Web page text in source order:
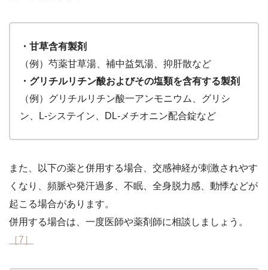
・甘草含有製剤
（例）芍薬甘草湯、補中益気湯、抑肝散など
・グリチルリチン酸およびその塩類を含有する製剤
（例）グリチルリチン酸一アンモニウム、グリシ
ン、L-システイン、DL-メチオニン配合錠など
また、以下の薬と併用する場合、 交感神経が刺激されやす
くなり、頻脈や発汗過多、不眠、全身脱力感、動悸などが
起こる場合があります。
併用する場合は、一度医師や薬剤師に相談しましょう。
［7］